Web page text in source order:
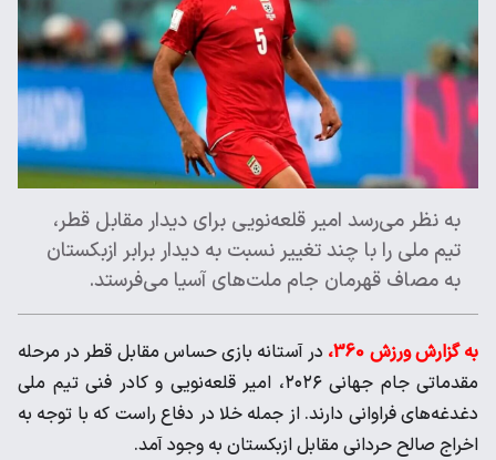
به نظر می‌رسد امیر قلعه‌نویی برای دیدار مقابل قطر،
تیم ملی را با چند تغییر نسبت به دیدار برابر ازبکستان
به مصاف قهرمان جام ملت‌های آسیا می‌فرستد.
به گزارش ورزش 360،
در آستانه بازی حساس مقابل قطر در مرحله
مقدماتی جام جهانی ۲۰۲۶، امیر قلعه‌نویی و کادر فنی تیم ملی
دغدغه‌های فراوانی دارند. از جمله خلا در دفاع راست که با توجه به
اخراج صالح حردانی مقابل ازبکستان به وجود آمد.